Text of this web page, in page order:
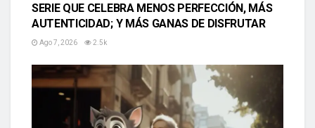
SERIE QUE CELEBRA MENOS PERFECCIÓN, MÁS
AUTENTICIDAD; Y MÁS GANAS DE DISFRUTAR
Ago 7, 2026 2.5k